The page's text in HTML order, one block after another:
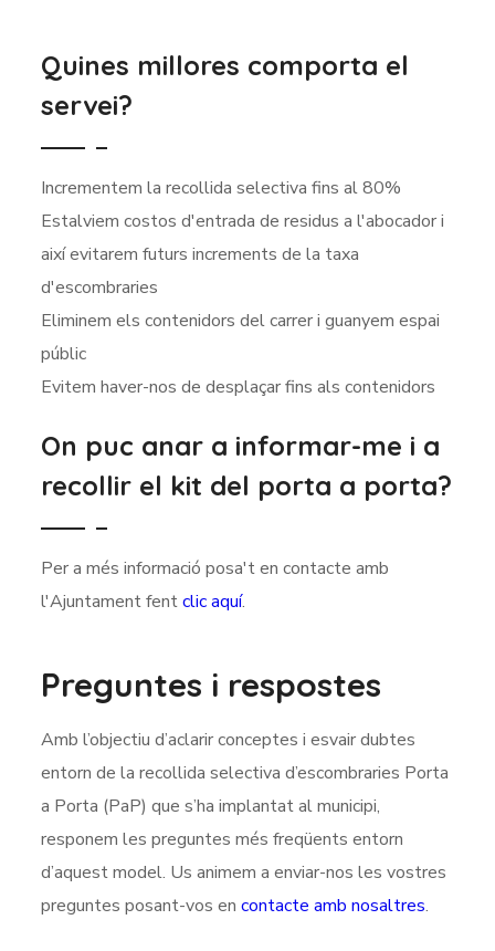
Quines millores comporta el
servei?
Incrementem la recollida selectiva fins al 80%
Estalviem costos d'entrada de residus a l'abocador i
així evitarem futurs increments de la taxa
d'escombraries
Eliminem els contenidors del carrer i guanyem espai
públic
Evitem haver-nos de desplaçar fins als contenidors
On puc anar a informar-me i a
recollir el kit del porta a porta?
Per a més informació posa't en contacte amb
l'Ajuntament fentclic aquí.
Preguntes i respostes
Amb l’objectiu d’aclarir conceptes i esvair dubtes
entorn de la recollida selectiva d’escombraries Porta
a Porta (PaP) que s’ha implantat al municipi,
responem les preguntes més freqüents entorn
d’aquest model. Us animem a enviar-nos les vostres
preguntes posant-vos encontacte amb nosaltres.